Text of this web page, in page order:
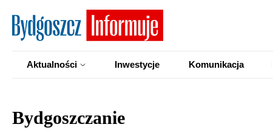
Aktualności Inwestycje Komunikacja
Bydgoszczanie